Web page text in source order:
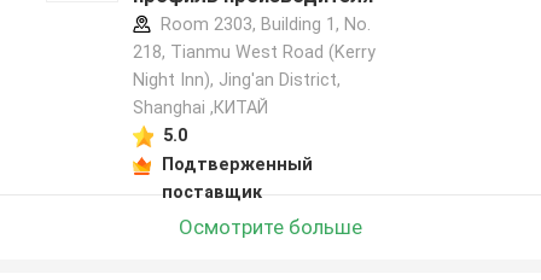
Room 2303, Building 1, No.
218, Tianmu West Road (Kerry
Night Inn), Jing'an District,
Shanghai ,КИТАЙ
5.0
Подтверженный
поставщик
Осмотрите больше